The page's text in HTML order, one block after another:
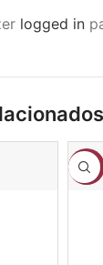
logged in
-10%